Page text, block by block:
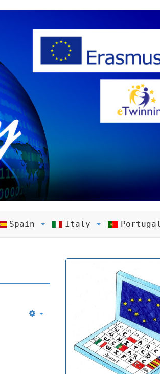
Spain Italy Portugal